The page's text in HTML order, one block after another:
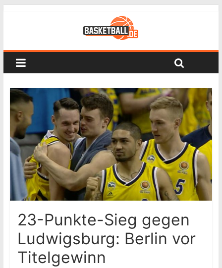
23-Punkte-Sieg gegen
Ludwigsburg: Berlin vor
Titelgewinn